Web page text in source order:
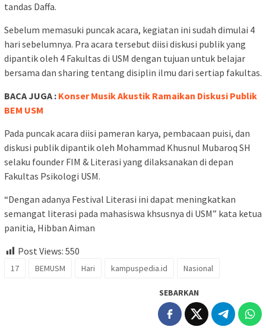
tandas Daffa.
Sebelum memasuki puncak acara, kegiatan ini sudah dimulai 4
hari sebelumnya. Pra acara tersebut diisi diskusi publik yang
dipantik oleh 4 Fakultas di USM dengan tujuan untuk belajar
bersama dan sharing tentang disiplin ilmu dari sertiap fakultas.
BACA JUGA : Konser Musik Akustik Ramaikan Diskusi Publik
BEM USM
Pada puncak acara diisi pameran karya, pembacaan puisi, dan
diskusi publik dipantik oleh Mohammad Khusnul Mubaroq SH
selaku founder FIM & Literasi yang dilaksanakan di depan
Fakultas Psikologi USM.
“Dengan adanya Festival Literasi ini dapat meningkatkan
semangat literasi pada mahasiswa khsusnya di USM” kata ketua
panitia, Hibban Aiman
Post Views: 550
17 BEMUSM Hari kampuspedia.id Nasional
SEBARKAN